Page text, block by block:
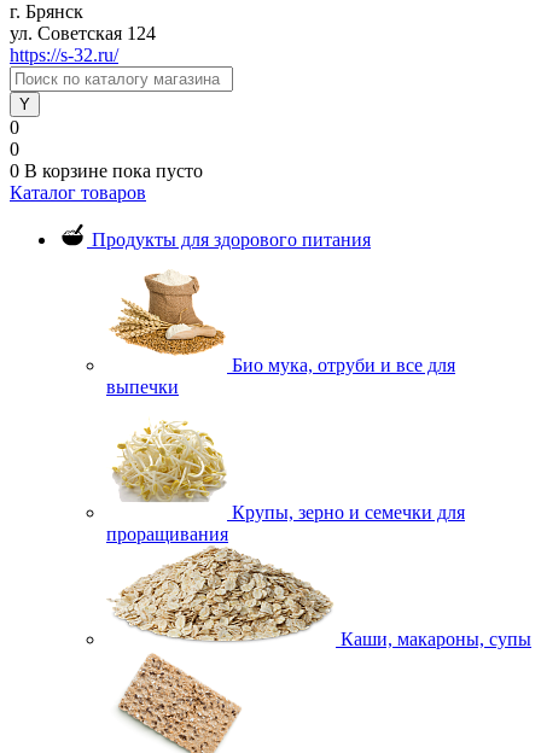
г. Брянск
ул. Советская 124
https://s-32.ru/
0
0
0 В корзине пока пусто
Каталог товаров
Продукты для здорового питания
Био мука, отруби и все для
выпечки
Крупы, зерно и семечки для
проращивания
Каши, макароны, супы